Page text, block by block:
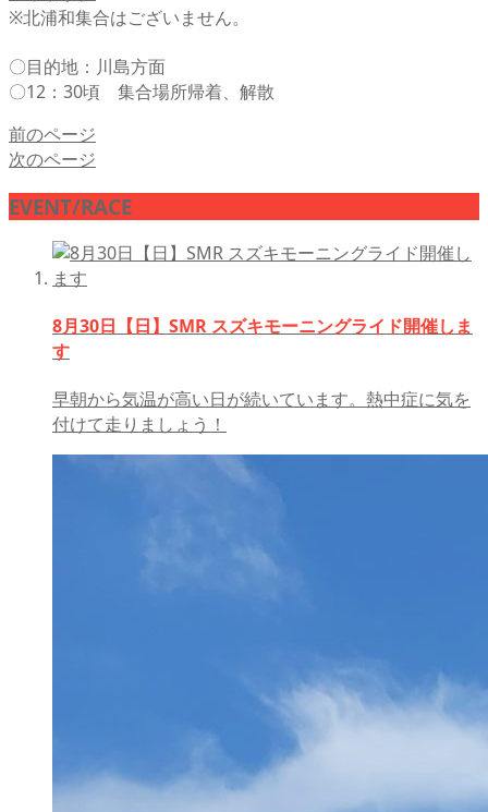
※北浦和集合はございません。
〇目的地：川島方面
〇12：30頃 集合場所帰着、解散
前のページ
次のページ
EVENT/RACE
8月30日【日】SMR スズキモーニングライド開催しま
す
早朝から気温が高い日が続いています。熱中症に気を
付けて走りましょう！